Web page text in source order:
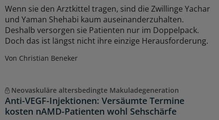
Wenn sie den Arztkittel tragen, sind die Zwillinge Yachar
und Yaman Shehabi kaum auseinanderzuhalten.
Deshalb versorgen sie Patienten nur im Doppelpack.
Doch das ist längst nicht ihre einzige Herausforderung.
Von Christian Beneker
Neovaskuläre altersbedingte Makuladegeneration
Anti-VEGF-Injektionen: Versäumte Termine
kosten nAMD-Patienten wohl Sehschärfe